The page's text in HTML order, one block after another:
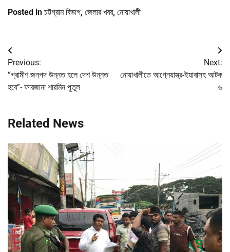
Posted in চট্টগ্রাম বিভাগ, জেলার খবর, নোয়াখালী
Post
navigation
Previous:
“গ্রামীণ জনপদ উন্নত হলে দেশ উন্নত
হবে”- ফারজানা শারমিন পুতুল
Next:
নোয়াখালীতে আগ্নেয়াস্ত্র-ইয়াবাসহ আটক
৬
Related News